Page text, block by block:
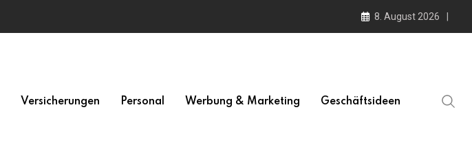
8. August 2026
Versicherungen Personal Werbung & Marketing Geschäftsideen